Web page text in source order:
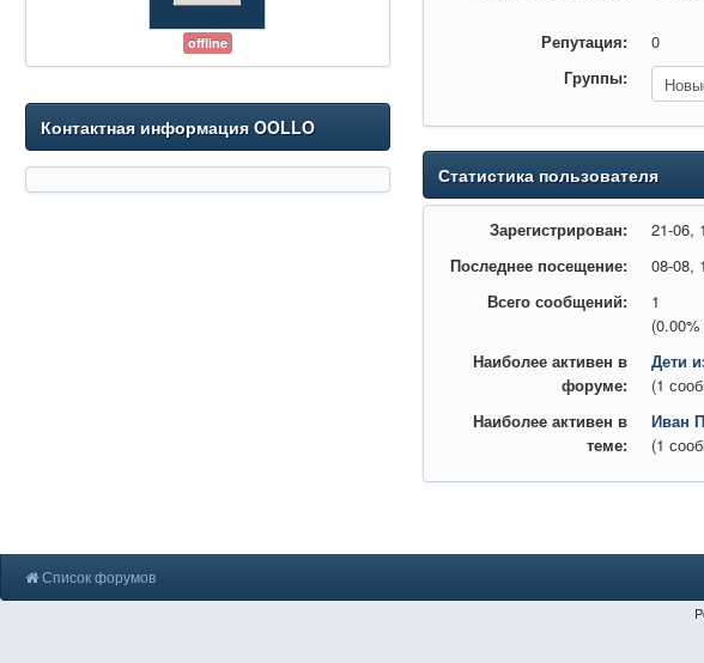
offline
Контактная информация OOLLO
Репутация:
0
Группы:
Статистика пользователя
Зарегистрирован:
21-06,
Последнее посещение:
08-08,
Всего сообщений:
1
Наиболее активен в
форуме:
Дети
(1
Наиболее активен в
теме:
Иван
(1
Список форумов